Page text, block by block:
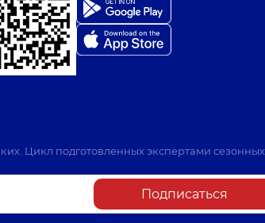
Цикл подготовленных экспертами сезонных
Подписаться